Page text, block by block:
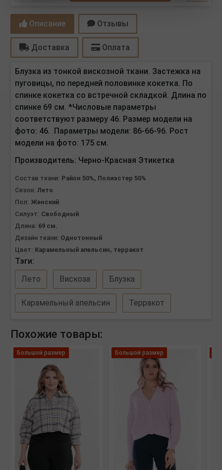
Описание Отзывы
Доставка Оплата
Блузка из тонкой вискозной ткани. Застежка на
пуговицы, по передней половинке кокетка. По
спинке кокетка со встречной складкой. Длина по
спинке 69 см. *Числовые параметры
соответствуют размеру 46. Размер модели на
фото: 46. Параметры модели: 86-66-96. Рост
модели на фото: 175 см.
Производитель: Черно-Красная Этикетка
Состав ткани: Район 50%, Полиэстер 50%
Сезон: Лето
Пол: Женский
Силуэт: Свободный
Длина: 69 см.
Дизайн ткани: Однотонный
Цвет: Карамельный апельсин, терракот
Тэги:
Лето
Вискоза Блузка
Карамельный апельсин Терракот
Похожие товары:
Большой размер Большой размер